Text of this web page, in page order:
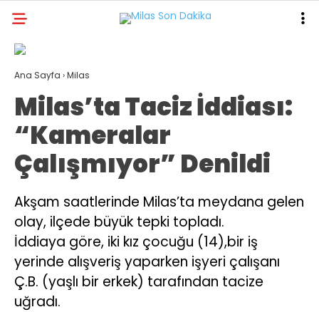
GALERİ
MILAS
MUĞLA’DAN
ASAYIŞ
GÜNDEM
EKONOMI
SPOR
VEFAT
Ana Sayfa ›Milas
Milas’ta Taciz İddiası:
“Kameralar
Çalışmıyor” Denildi
Akşam saatlerinde Milas’ta meydana gelen
olay, ilçede büyük tepki topladı.
İddiaya göre, iki kız çocuğu (14),bir iş
yerinde alışveriş yaparken işyeri çalışanı
Ç.B. (yaşlı bir erkek) tarafından tacize
uğradı.